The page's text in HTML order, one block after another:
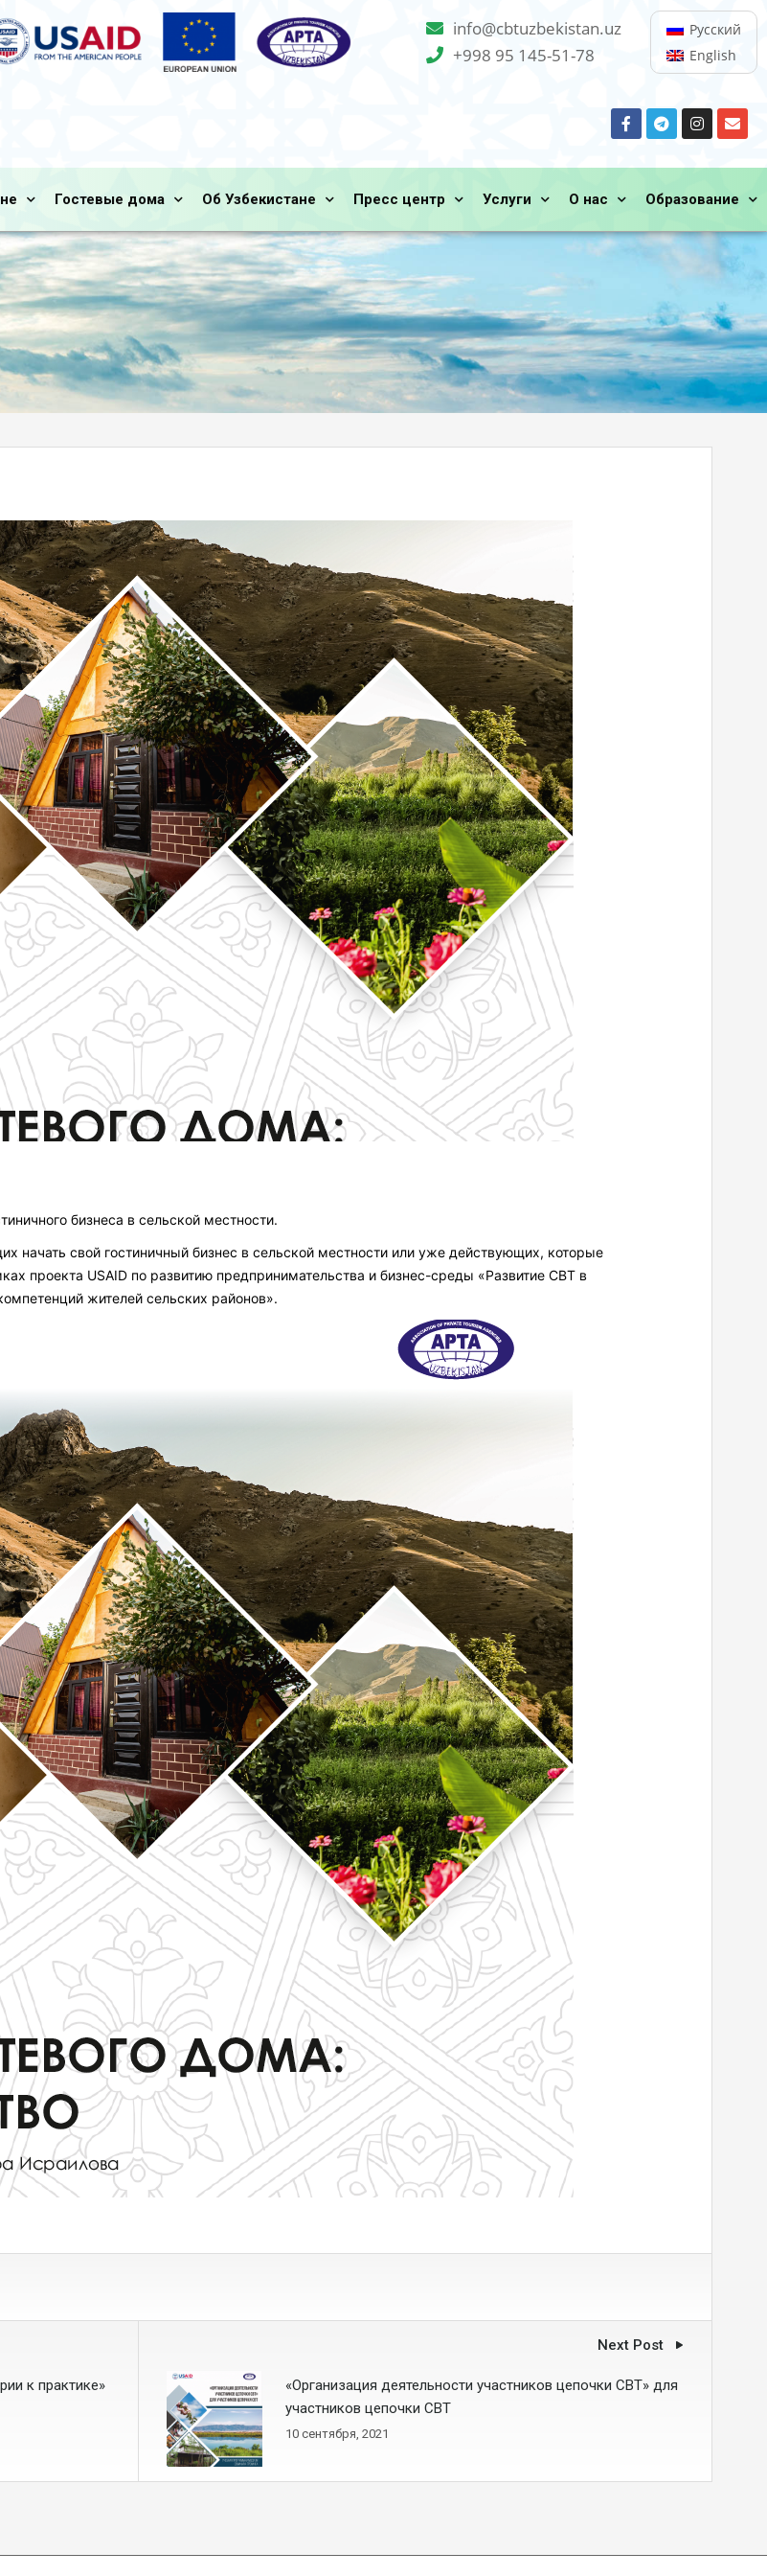
info@cbtuzbekistan.uz
+998 95 145-51-78
Русский
English
Гостевые дома Об Узбекистане Пресс центр Услуги О нас Образование
бизнеса в сельской местности.
начать свой гостиничный бизнес в сельской местности или уже действующих, которые
проекта USAID по развитию предпринимательства и бизнес-среды «Развитие CBT в
жителей сельских районов».
к практике»
Next Post
«Организация деятельности участников цепочки СВТ» для
участников цепочки СВТ
10 сентября, 2021